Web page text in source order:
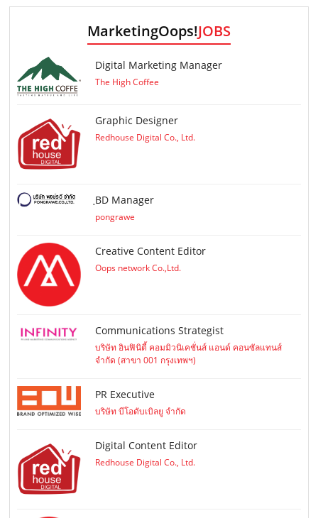
MarketingOops!JOBS
Digital Marketing Manager
The High Coffee
Graphic Designer
Redhouse Digital Co., Ltd.
ฺBD Manager
pongrawe
Creative Content Editor
Oops network Co.,Ltd.
Communications Strategist
บริษัท อินฟินิตี้ คอมมิวนิเคชั่นส์ แอนด์ คอนซัลแทนส์
จำกัด (สาขา 001 กรุงเทพฯ)
PR Executive
บริษัท บีโอดับเบิลยู จำกัด
Digital Content Editor
Redhouse Digital Co., Ltd.